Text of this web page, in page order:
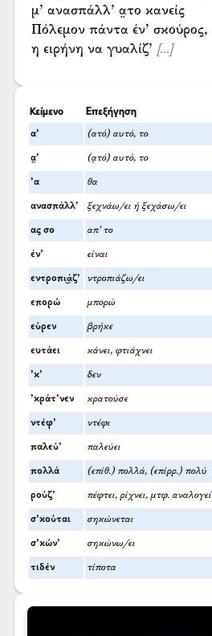
μ’ ανασπάλλ’ α̤το κανείς
Πόλεμον πάντα έν’ σκούρος,
η ειρήνη να γυαλίζ’ [...]
Κείμενο Επεξήγηση
α’ (ατό) αυτό, το
α̤’ (α̤τό) αυτό, το
’α θα
ανασπάλλ’ ξεχνάω/ει ή ξεχάσω/ει
ας σο απ’ το
έν’ είναι
εντροπι͜άζ’ ντροπιάζω/ει
επορώ μπορώ
εύρεν βρήκε
ευτάει κάνει, φτιάχνει
’κ’ δεν
’κράτ’νεν κρατούσε
ντέφ’ ντέφι
παλεύ’ παλεύει
πολλά (επίθ.) πολλά, (επίρρ.) πολύ
ρούζ’ πέφτει, ρίχνει, μτφ. αναλογεί
σ’κούται σηκώνεται
σ’κών’ σηκώνω/ει
τιδέν τίποτα